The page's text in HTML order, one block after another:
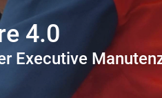
4.0
Executive